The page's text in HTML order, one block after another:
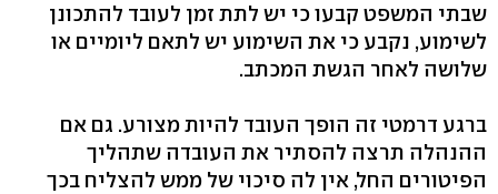
שבתי המשפט קבעו כי יש לתת זמן לעובד להתכונן
לשימוע, נקבע כי את השימוע יש לתאם ליומיים או
שלושה לאחר הגשת המכתב.
ברגע דרמטי זה הופך העובד להיות מצורע. גם אם
ההנהלה תרצה להסתיר את העובדה שתהליך
הפיטורים החל, אין לה סיכוי של ממש להצליח בכך